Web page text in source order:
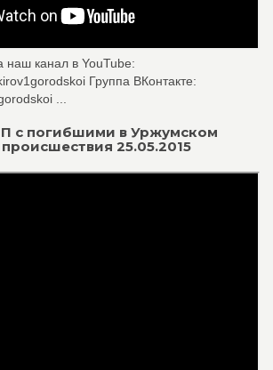
наш канал в YouTube:
Группа ВКонтакте:
...
с погибшими в Уржумском
25.05.2015